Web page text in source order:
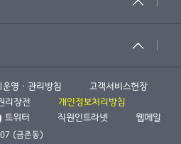
영ㆍ관리방침
고객서비스헌장
리장전
개인정보처리방침
트위터 직원인트라넷 웹메일
(금촌동)